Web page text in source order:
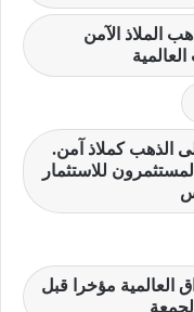
الملاذ الآمن
الذهب كملاذ آمن.
للاستثمار
العالمية مؤخرا قبل